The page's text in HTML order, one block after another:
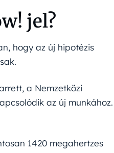
jel?
hogy az új hipotézis
a Nemzetközi
az új munkához.
1420 megahertzes